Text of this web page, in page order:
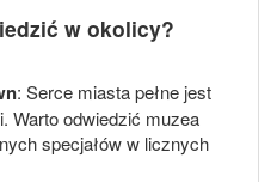
w okolicy?
: Serce miasta pełne jest
Warto odwiedzić muzea
specjałów w licznych